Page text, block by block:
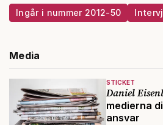
Ingår i nummer 2012-50
Media
STICKET
Daniel
medierna
ansvar